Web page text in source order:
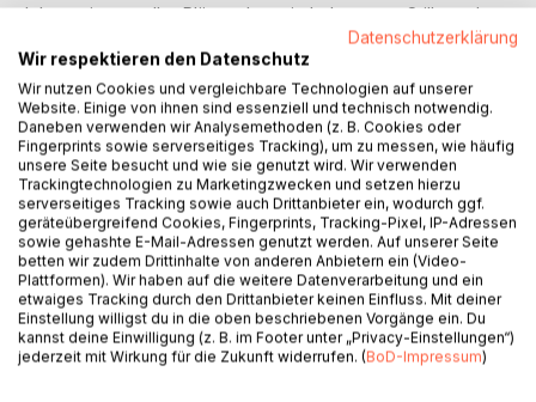
Ich war jung, voller Pläne, als mein Leben zum Stillstand
kam. Was mit einem Infekt begann, wurde zu einer
fortschreitenden Krankheit, die keine Ruhe, keine Therapie
und kein guter Wille heilen konnte. Statt medizinischer Hilfe
bekam ich eine Fehldiagnose: Depression. Die eigentliche
Ursache blieb vorerst unerkannt: eine schwere
neuroimmunologische Erkrankung namens M.E.
(Myalgische Enzephalomyelitis)
In diesem Buch erzähle ich, was es bedeutet, in einem
Körper zu leben, der nicht mehr funktioniert. Ich beschreibe
den Verlust von Sprache, Licht und Bewegung. Den
Rückzug in ein stilles Zimmer. Und die Hilflosigkeit in einem
System, das Menschen wie mich unsichtbar macht.
Datenschutzerklärung
Wir respektieren den Datenschutz
Wir nutzen Cookies und vergleichbare Technologien auf unserer
Website. Einige von ihnen sind essenziell und technisch notwendig.
Daneben verwenden wir Analysemethoden (z. B. Cookies oder
Fingerprints sowie serverseitiges Tracking), um zu messen, wie häufig
unsere Seite besucht und wie sie genutzt wird. Wir verwenden
Trackingtechnologien zu Marketingzwecken und setzen hierzu
serverseitiges Tracking sowie auch Drittanbieter ein, wodurch ggf.
geräteübergreifend Cookies, Fingerprints, Tracking-Pixel, IP-Adressen
sowie gehashte E-Mail-Adressen genutzt werden. Auf unserer Seite
betten wir zudem Drittinhalte von anderen Anbietern ein (Video-
Plattformen). Wir haben auf die weitere Datenverarbeitung und ein
etwaiges Tracking durch den Drittanbieter keinen Einfluss. Mit deiner
Einstellung willigst du in die oben beschriebenen Vorgänge ein. Du
kannst deine Einwilligung (z. B. im Footer unter „Privacy-Einstellungen“)
jederzeit mit Wirkung für die Zukunft widerrufen. (BoD-Impressum)